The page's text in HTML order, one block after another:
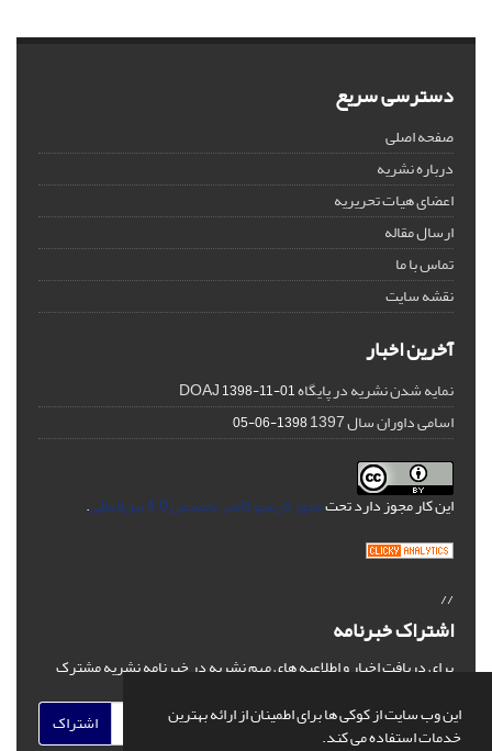
این وب سایت از کوکی ها برای اطمینان از ارائه بهترین
خدمات استفاده می کند.
دسترسی سریع
صفحه اصلی
درباره نشریه
اعضای هیات تحریریه
ارسال مقاله
تماس با ما
نقشه سایت
آخرین اخبار
نمایه شدن نشریه در پایگاه DOAJ1398-11-01
اسامی داوران سال 1397 1398-06-05
این کار مجوز دارد تحتمجوز کریتیو کامنز تخصیص 4.0 بین‌المللی .
//
اشتراک خبرنامه
برای دریافت اخبار و اطلاعیه های مهم نشریه در خبرنامه نشریه مشترک
اشتراک